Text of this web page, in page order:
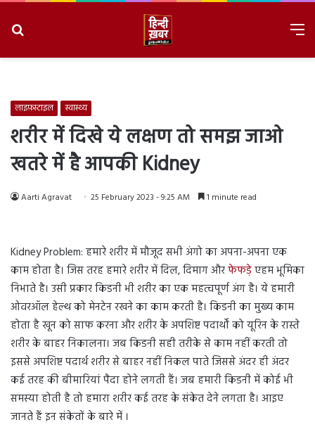
लाइफ़स्टाइल स्वास्थ्य
शरीर में दिखे ये लक्षण तो समझ जाओ
खतरे में है आपकी Kidney
Aarti Agravat 25 February 2023 - 9:25 AM 1 minute read
Kidney Problem: हमारे शरीर में मौजूद सभी अंगो का अपना-अपना एक
काम होता है। जिस तरह हमारे शरीर में दिल, दिमाग औरफेफड़ेएहम भूमिका
निभाते है। उसी प्रकार किडनी भी शरीर का एक महत्वपूर्ण अंग है। ये हमारी
ओवरऑल हेल्थ को मेनटेन रखने का काम करती है। किडनी का मुख्य काम
होता है खून को साफ करना और शरीर के अपशिष्ट पदार्थों को यूरिन के रास्ते
शरीर के बाहर निकालना। जब किडनी सही तरीके से काम नहीं करती तो
इससे अपशिष्ट पदार्थ शरीर से बाहर नहीं निकल पाते जिससे अंदर ही अंदर
कई तरह की बीमारियां पैदा होने लगती हैं। जब हमारी किडनी में कोई भी
समस्या होती है तो हमारा शरीर कई तरह के संकेत देने लगता है। आइए
जानते हैं इन संकेतों के बारे में ।